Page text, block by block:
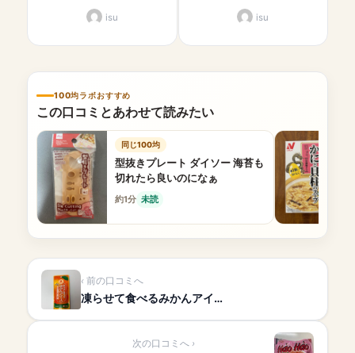
isu isu
100均ラボおすすめ
この口コミとあわせて読みたい
同じ100均
型抜きプレート ダイソー 海苔も
切れたら良いのになぁ
約1分 未読
前の口コミへ
凍らせて食べるみかんアイ…
次の口コミへ